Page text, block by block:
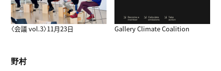
〈会議 vol.3〉11月23日 Gallery Climate Coalition
野村